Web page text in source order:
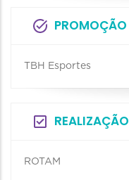
PROMOÇÃO
TBH Esportes
REALIZAÇÃO
ROTAM